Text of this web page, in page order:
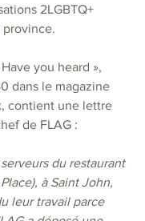
2LGBTQ+
province.
you heard »,
dans le magazine
contient une lettre
de FLAG :
du restaurant
à Saint John,
leur travail parce